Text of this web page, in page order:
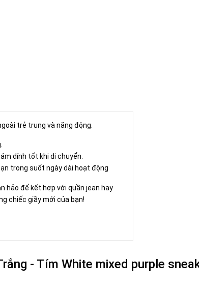
trẻ trung và năng động.
dính tốt khi di chuyển.
trong suốt ngày dài hoạt động
hảo để kết hợp với quần jean hay
chiếc giầy mới của bạn!
- Tím White mixed purple